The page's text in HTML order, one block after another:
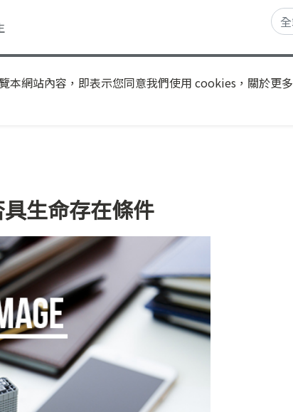
本網站內容，即表示您同意我們使用 cookies，關於更多
生命存在條件